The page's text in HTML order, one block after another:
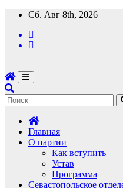
Перейти
содержимому
Сб. Авг 8th, 2026
Главная
О партии
Как вступить
Устав
Программа
Севастопольское